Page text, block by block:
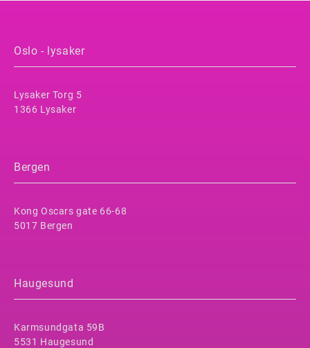
Oslo - lysaker
Lysaker Torg 5
1366 Lysaker
Bergen
Kong Oscars gate 66-68
5017 Bergen
Haugesund
Karmsundgata 59B
5531 Haugesund